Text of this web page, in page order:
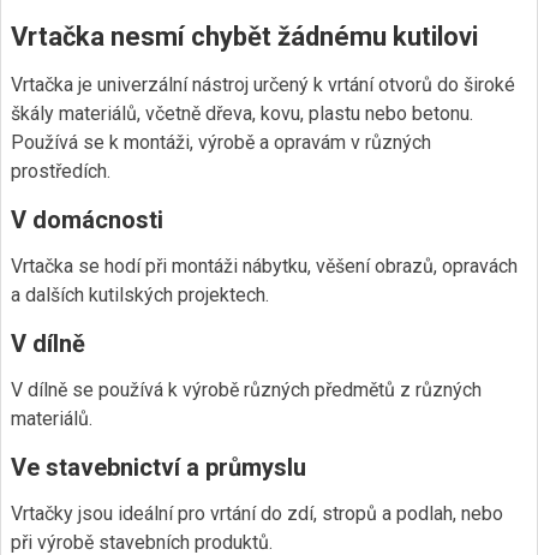
Vrtačka nesmí chybět žádnému kutilovi
Vrtačka je univerzální nástroj určený k vrtání otvorů do široké
škály materiálů, včetně dřeva, kovu, plastu nebo betonu.
Používá se k montáži, výrobě a opravám v různých
prostředích.
V domácnosti
Vrtačka se hodí při montáži nábytku, věšení obrazů, opravách
a dalších kutilských projektech.
V dílně
V dílně se používá k výrobě různých předmětů z různých
materiálů.
Ve stavebnictví a průmyslu
Vrtačky jsou ideální pro vrtání do zdí, stropů a podlah, nebo
při výrobě stavebních produktů.